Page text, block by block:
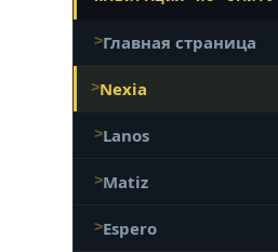
Главная страница
Nexia
Lanos
Matiz
Espero